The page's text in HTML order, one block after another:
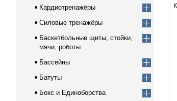
Кардиотренажёры
Силовые тренажёры
Баскетбольные щиты, стойки,
мячи, роботы
Бассейны
Батуты
Бокс и Единоборства